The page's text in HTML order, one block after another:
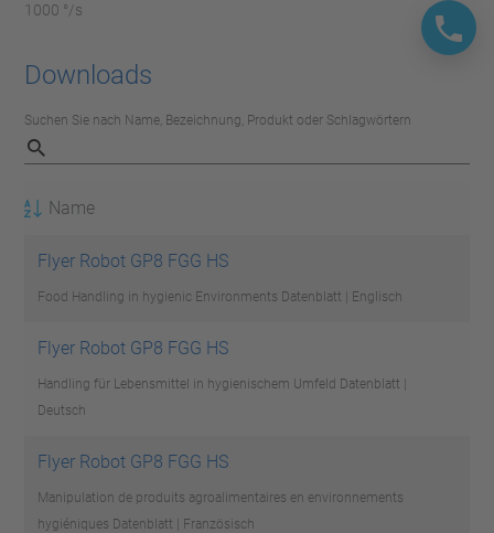
1000 °/s
Downloads
Suchen Sie nach Name, Bezeichnung, Produkt oder Schlagwörtern
Name
Flyer Robot GP8 FGG HS
Food Handling in hygienic Environments Datenblatt | Englisch
Flyer Robot GP8 FGG HS
Handling für Lebensmittel in hygienischem Umfeld Datenblatt |
Deutsch
Flyer Robot GP8 FGG HS
Manipulation de produits agroalimentaires en environnements
hygiéniques Datenblatt | Französisch